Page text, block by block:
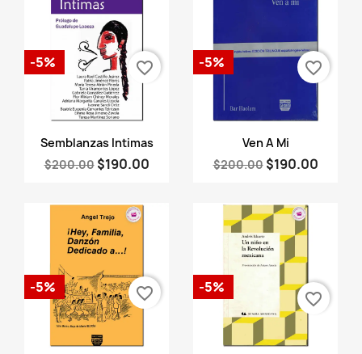
Vista rápida
Semblanzas Intimas
$200.00 $190.00
-5% favorite_border
Vista rápida
Ven A Mi
$200.00 $190.00
-5% favorite_border
-5% favorite_border -5%
favorite_border